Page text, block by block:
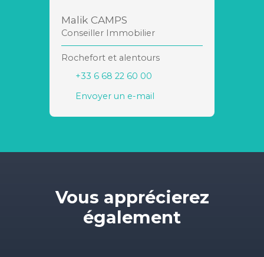
Malik CAMPS
Conseiller Immobilier
Rochefort et alentours
+33 6 68 22 60 00
Envoyer un e-mail
Vous apprécierez
également